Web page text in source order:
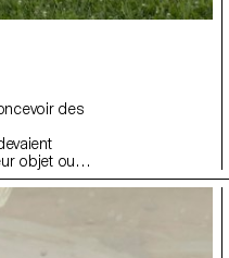
des
objet ou
ou à le
étudiant·e·s
leurs
Les